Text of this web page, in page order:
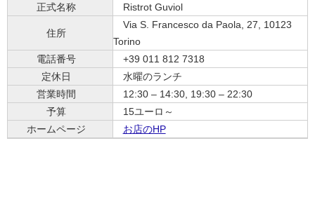
正式名称 Ristrot Guviol
住所
Via S. Francesco da Paola, 27, 10123
Torino
電話番号
+39 011 812 7318
定休日
水曜のランチ
営業時間
12:30 – 14:30, 19:30 – 22:30
予算
15ユーロ～
ホームページ
お店のHP